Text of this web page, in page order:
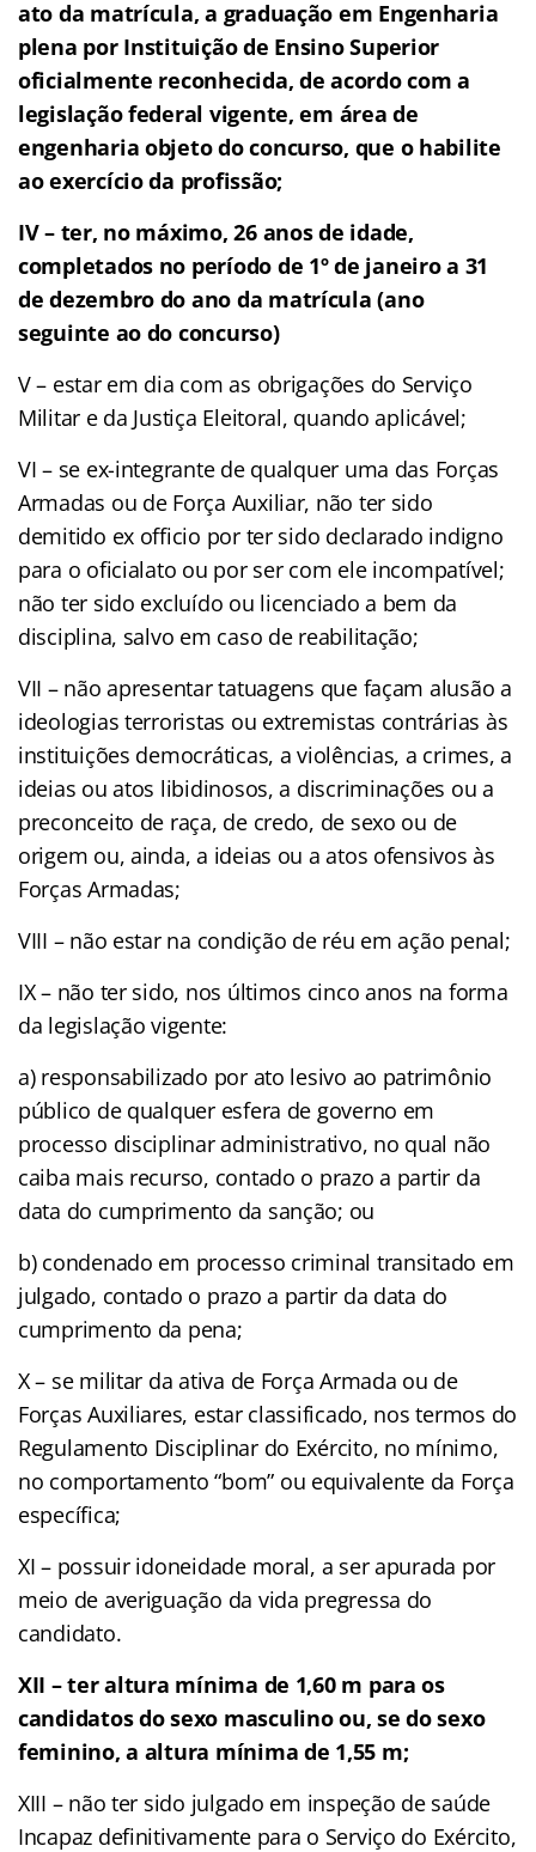
ato da matrícula, a graduação em Engenharia
plena por Instituição de Ensino Superior
oficialmente reconhecida, de acordo com a
legislação federal vigente, em área de
engenharia objeto do concurso, que o habilite
ao exercício da profissão;
IV – ter, no máximo, 26 anos de idade,
completados no período de 1º de janeiro a 31
de dezembro do ano da matrícula (ano
seguinte ao do concurso)
V – estar em dia com as obrigações do Serviço
Militar e da Justiça Eleitoral, quando aplicável;
VI – se ex-integrante de qualquer uma das Forças
Armadas ou de Força Auxiliar, não ter sido
demitido ex officio por ter sido declarado indigno
para o oficialato ou por ser com ele incompatível;
não ter sido excluído ou licenciado a bem da
disciplina, salvo em caso de reabilitação;
VII – não apresentar tatuagens que façam alusão a
ideologias terroristas ou extremistas contrárias às
instituições democráticas, a violências, a crimes, a
ideias ou atos libidinosos, a discriminações ou a
preconceito de raça, de credo, de sexo ou de
origem ou, ainda, a ideias ou a atos ofensivos às
Forças Armadas;
VIII – não estar na condição de réu em ação penal;
IX – não ter sido, nos últimos cinco anos na forma
da legislação vigente:
a) responsabilizado por ato lesivo ao patrimônio
público de qualquer esfera de governo em
processo disciplinar administrativo, no qual não
caiba mais recurso, contado o prazo a partir da
data do cumprimento da sanção; ou
b) condenado em processo criminal transitado em
julgado, contado o prazo a partir da data do
cumprimento da pena;
X – se militar da ativa de Força Armada ou de
Forças Auxiliares, estar classificado, nos termos do
Regulamento Disciplinar do Exército, no mínimo,
no comportamento “bom” ou equivalente da Força
específica;
XI – possuir idoneidade moral, a ser apurada por
meio de averiguação da vida pregressa do
candidato.
XII – ter altura mínima de 1,60 m para os
candidatos do sexo masculino ou, se do sexo
feminino, a altura mínima de 1,55 m;
XIII – não ter sido julgado em inspeção de saúde
Incapaz definitivamente para o Serviço do Exército,